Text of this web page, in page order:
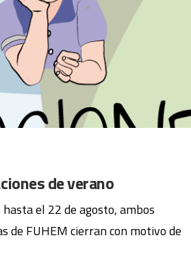
de verano
el 22 de agosto, ambos
de FUHEM cierran con motivo de